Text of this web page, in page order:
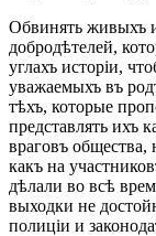
Обвинять живыхъ
добродѣтелей,
углахъ исторіи,
уважаемыхъ въ
тѣхъ, которые
представлять ихъ
враговъ общества,
какъ на
дѣлали во всѣ
выходки не
полиціи и